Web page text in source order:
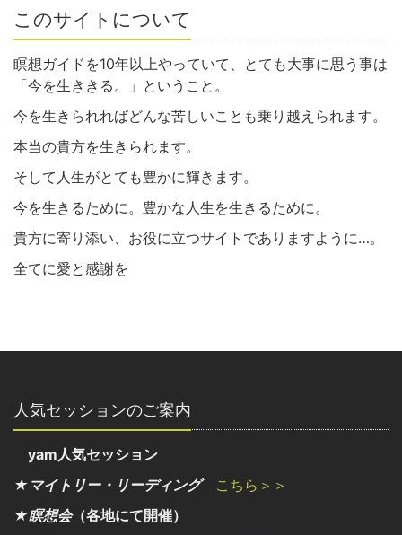
このサイトについて
瞑想ガイドを10年以上やっていて、とても大事に思う事は
「今を生ききる。」ということ。
今を生きられればどんな苦しいことも乗り越えられます。
本当の貴方を生きられます。
そして人生がとても豊かに輝きます。
今を生きるために。豊かな人生を生きるために。
貴方に寄り添い、お役に立つサイトでありますように…。
全てに愛と感謝を
人気セッションのご案内
yam人気セッション
★マイトリー・リーディング
こちら＞＞
★瞑想会（各地にて開催）